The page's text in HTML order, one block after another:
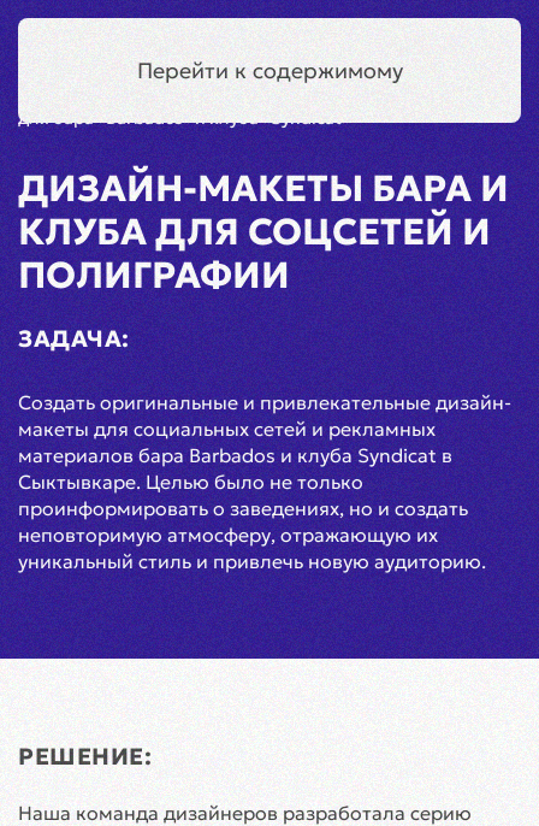
Перейти к содержимому
для бара «Barbados» и клуба «Syndicat»
ДИЗАЙН-МАКЕТЫ БАРА И
КЛУБА ДЛЯ СОЦСЕТЕЙ И
ПОЛИГРАФИИ
ЗАДАЧА:
Создать оригинальные и привлекательные дизайн-
макеты для социальных сетей и рекламных
материалов бара Barbados и клуба Syndicat в
Сыктывкаре. Целью было не только
проинформировать о заведениях, но и создать
неповторимую атмосферу, отражающую их
уникальный стиль и привлечь новую аудиторию.
РЕШЕНИЕ:
Наша команда дизайнеров разработала серию